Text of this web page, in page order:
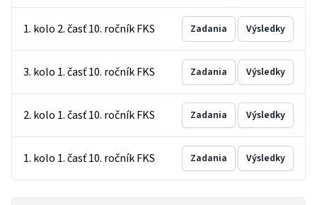
1. kolo 2. časť 10. ročník FKS Zadania Výsledky
3. kolo 1. časť 10. ročník FKS Zadania Výsledky
2. kolo 1. časť 10. ročník FKS Zadania Výsledky
1. kolo 1. časť 10. ročník FKS Zadania Výsledky